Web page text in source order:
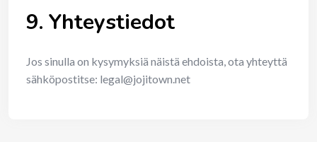
9. Yhteystiedot
Jos sinulla on kysymyksiä näistä ehdoista, ota yhteyttä
sähköpostitse: legal@jojitown.net